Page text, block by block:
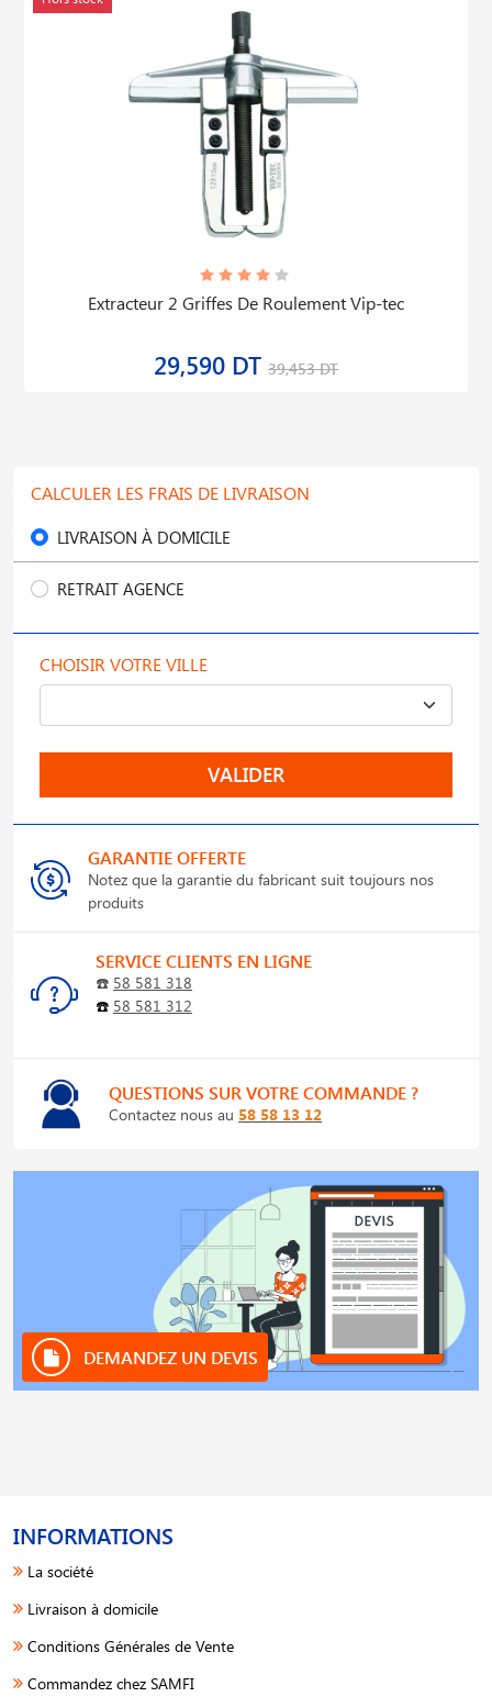
Extracteur 2 Griffes De Roulement Vip-tec
29,590 DT 39,453 DT
CALCULER LES FRAIS DE LIVRAISON
LIVRAISON À DOMICILE
RETRAIT AGENCE
CHOISIR VOTRE VILLE
VALIDER
GARANTIE OFFERTE
Notez que la garantie du fabricant suit toujours nos
produits
SERVICE CLIENTS EN LIGNE
☎️ 58 581 318
☎️ 58 581 312
QUESTIONS SUR VOTRE COMMANDE ?
Contactez nous au 58 58 13 12
DEMANDEZ UN DEVIS
INFORMATIONS
La société
Livraison à domicile
Conditions Générales de Vente
Commandez chez SAMFI